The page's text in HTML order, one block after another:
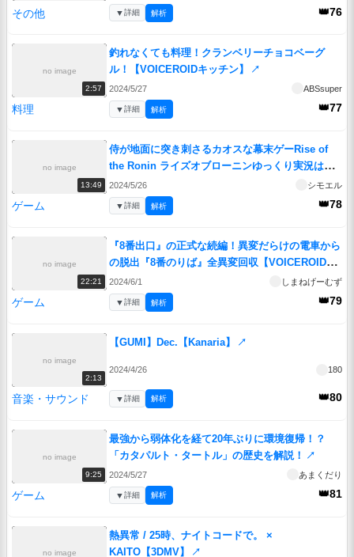
その他 👑76
▼詳細 解析
no image
2:57
釣れなくても料理！クランベリーチョコベーグ
ル！【VOICEROIDキッチン】
↗
2024/5/27 ABSsuper
料理 👑77
▼詳細 解析
no image
13:49
侍が地面に突き刺さるカオスな幕末ゲーRise of
the Ronin ライズオブローニンゆっくり実況はじ
めました。６
2024/5/26 シモエル
ゲーム 👑78
▼詳細 解析
no image
22:21
『8番出口』の正式な続編！異変だらけの電車から
の脱出『8番のりば』全異変回収【VOICEROID実
況/結月ゆかり・紲星あかり】
2024/6/1 しまねげーむず
ゲーム 👑79
▼詳細 解析
no image
2:13
【GUMI】Dec.【Kanaria】 ↗
2024/4/26 180
音楽・サウンド 👑80
▼詳細 解析
no image
9:25
最強から弱体化を経て20年ぶりに環境復帰！？
「カタパルト・タートル」の歴史を解説！
↗
2024/5/27 あまくだり
ゲーム 👑81
▼詳細 解析
no image
熱異常 / 25時、ナイトコードで。 ×
KAITO【3DMV】
↗